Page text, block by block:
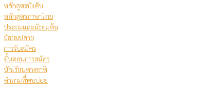
หลักสูตรบังคับ
หลักสูตรภาษาไทย
ประถมและมัธยมต้น
มัธยมปลาย
การรับสมัคร
ขั้นตอนการสมัคร
นักเรียนต่างชาติ
คําถามที่พบบ่อย